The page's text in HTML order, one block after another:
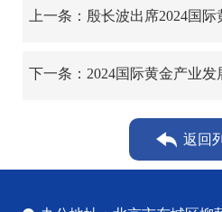
上一条：殷长波出席2024国
下一条：2024国际黄金产业发
返回